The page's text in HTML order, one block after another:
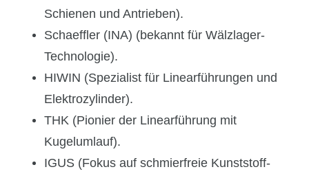
Schienen und Antrieben).
Schaeffler (INA) (bekannt für Wälzlager-
Technologie).
HIWIN (Spezialist für Linearführungen und
Elektrozylinder).
THK (Pionier der Linearführung mit
Kugelumlauf).
IGUS (Fokus auf schmierfreie Kunststoff-